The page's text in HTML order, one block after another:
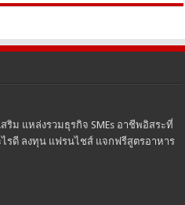
ริม แหล่งรวมธุรกิจ SMEs อาชีพอิสระที่
รดี ลงทุน แฟรนไชส์ แจกฟรีสูตรอาหาร